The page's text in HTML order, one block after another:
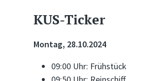
KUS-Ticker
Montag, 28.10.2024
09:00 Uhr: Frühstück